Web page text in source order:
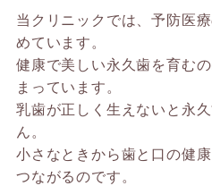
当クリニックでは、予防医
めています。
健康で美しい永久歯を育む
まっています。
乳歯が正しく生えないと永
ん。
小さなときから歯と口の健
つながるのです。